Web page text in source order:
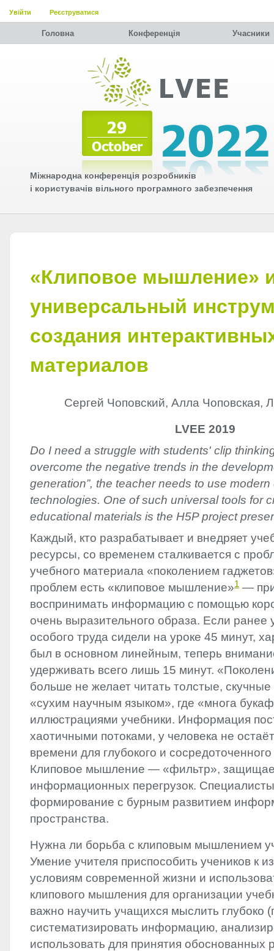
Увійти Реєструватися
Головна Конференція Учасники
Міжнародна конференція розробників
і користувачів вільного програмного забезпечення
«Клиповое мышление»
универсальный
создания
материалов
Сергей Чоповский, Алла Чоповская,
LVEE 2019
Do I need a struggle with students' clip
overcome the negative trends in the
generation”, the teacher needs to use
technologies. One of such universal tools for
educational materials is the H5P project
Каждый, кто разрабатывает и внедряет
ресурсы, со временем сталкивается с
учебного материала «поколением
проблем есть «клиповое мышление»1 —
воспринимать информацию с помощью
очень выразительного образа. Если ранее
особого труда сидели на уроке 45 минут,
был в основном линейным, теперь
удерживать всего лишь 15 минут.
больше не желает читать толстые,
«сухим научным языком», где «многа
иллюстрациями учебники. Информация
хаотичными потоками, у человека не
времени для глубокого и
Клиповое мышление — «фильтр»,
информационных перегрузок.
формирование с бурным развитием
пространства.
Нужна ли борьба с клиповым мышлением
Умение учителя приспособить учеников к
условиям современной жизни и
клипового мышления для организации
важно научить учащихся мыслить глубоко
систематизировать информацию,
использовать для принятия обоснованных